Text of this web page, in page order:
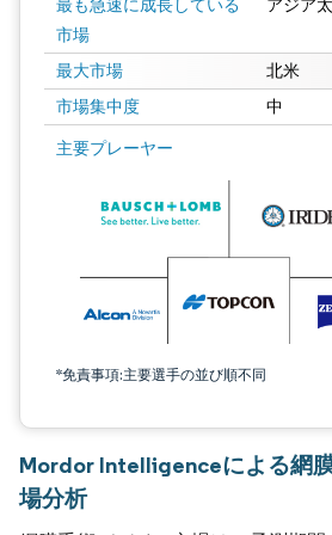
最も急速に成長している
市場
アジア
最大市場 北米
市場集中度 中
主要プレーヤー
*免責事項:主要選手の並び順不同
Mordor Intelligenceによる網
場分析